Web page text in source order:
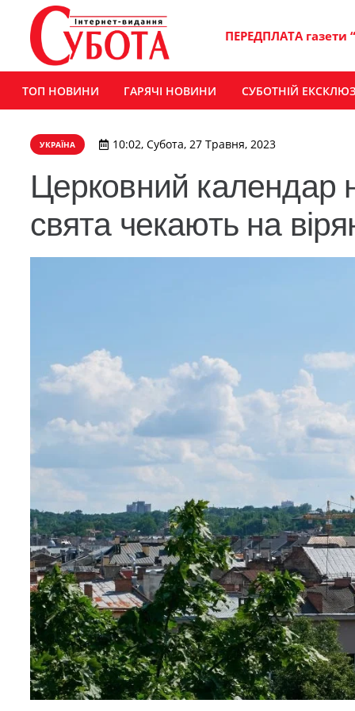
ПЕРЕДПЛАТА газети
ТОП НОВИНИ ГАРЯЧІ НОВИНИ СУБОТНІЙ
УКРАЇНА 10:02, Субота, 27 Травня, 2023
Церковний календар
свята чекають на